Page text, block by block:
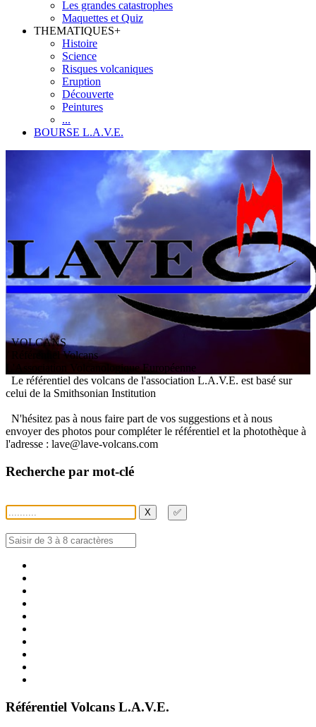
Les grandes catastrophes
Maquettes et Quiz
THEMATIQUES+
Histoire
Science
Risques volcaniques
Eruption
Découverte
Peintures
...
BOURSE L.A.V.E.
VOLCANS
/ Référentiel Volcans
ssociation V olcanologiqueEuropéenne
Le référentiel des volcans de l'association L.A.V.E. est basé sur
celui de la Smithsonian Institution
N'hésitez pas à nous faire part de vos suggestions et à nous
envoyer des photos pour compléter le référentiel et la photothèque à
l'adresse : lave@lave-volcans.com
Recherche par mot-clé
X ✅
Référentiel Volcans L.A.V.E.